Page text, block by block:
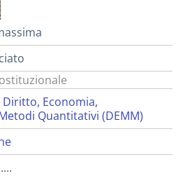
Economia,
Quantitativi (DEMM)